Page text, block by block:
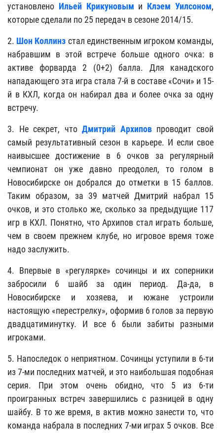
установлено Ильей Крикуновым и Клэем Уилсоном,
которые сделали по 25 передач в сезоне 2014/15.
2. Шон Коллинз стал единственным игроком команды,
набравшим в этой встрече больше одного очка: в
активе форварда 2 (0+2) балла. Для канадского
нападающего эта игра стала 7-й в составе «Сочи» и 15-
й в КХЛ, когда он набирал два и более очка за одну
встречу.
3. Не секрет, чтоДмитрий Архиповпроводит свой
самый результативный сезон в карьере. И если свое
наивысшее достижение в 6 очков за регулярный
чемпионат он уже давно преодолел, то голом в
Новосибирске он добрался до отметки в 15 баллов.
Таким образом, за 39 матчей Дмитрий набрал 15
очков, и это столько же, сколько за предыдущие 117
игр в КХЛ. Понятно, что Архипов стал играть больше,
чем в своем прежнем клубе, но игровое время тоже
надо заслужить.
4. Впервые в «регулярке» сочинцы и их соперники
забросили 6 шайб за один период. Да-да, в
Новосибирске и хозяева, и южане устроили
настоящую «перестрелку», оформив 6 голов за первую
двадцатиминутку. И все 6 были забиты разными
игроками.
5. Напоследок о неприятном. Сочинцы уступили в 6-ти
из 7-ми последних матчей, и это наибольшая подобная
серия. При этом очень обидно, что 5 из 6-ти
проигранных встреч завершились с разницей в одну
шайбу. В то же время, в актив можно занести то, что
команда набрала в последних 7-ми играх 5 очков. Все